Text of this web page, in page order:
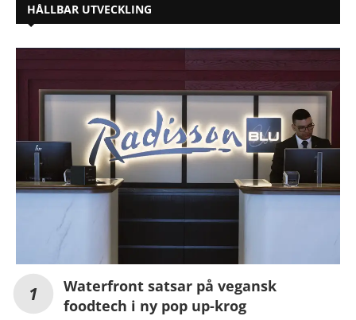
HÅLLBAR UTVECKLING
Waterfront satsar på vegansk
foodtech i ny pop up-krog